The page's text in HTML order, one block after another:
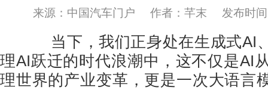
来源：中国汽车门户 作者：芊末 发布时间
当下，我们正身处在生成式AI
理AI跃迁的时代浪潮中，这不仅是AI
理世界的产业变革，更是一次大语言